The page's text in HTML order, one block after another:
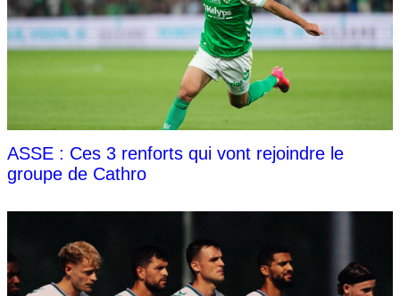
ASSE : Ces 3 renforts qui vont rejoindre le
groupe de Cathro